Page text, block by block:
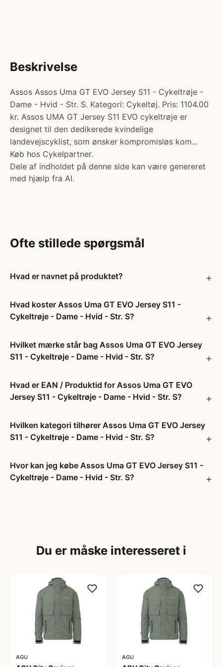
Beskrivelse
Assos Assos Uma GT EVO Jersey S11 - Cykeltrøje -
Dame - Hvid - Str. S. Kategori: Cykeltøj. Pris: 1104.00
kr. Assos UMA GT Jersey S11 EVO cykeltrøje er
designet til den dedikerede kvindelige
landevejscyklist, som ønsker kompromisløs kom...
Køb hos Cykelpartner.
Dele af indholdet på denne side kan være genereret
med hjælp fra AI.
Ofte stillede spørgsmål
Hvad er navnet på produktet?
Hvad koster Assos Uma GT EVO Jersey S11 -
Cykeltrøje - Dame - Hvid - Str. S?
Hvilket mærke står bag Assos Uma GT EVO Jersey
S11 - Cykeltrøje - Dame - Hvid - Str. S?
Hvad er EAN / Produktid for Assos Uma GT EVO
Jersey S11 - Cykeltrøje - Dame - Hvid - Str. S?
Hvilken kategori tilhører Assos Uma GT EVO Jersey
S11 - Cykeltrøje - Dame - Hvid - Str. S?
Hvor kan jeg købe Assos Uma GT EVO Jersey S11 -
Cykeltrøje - Dame - Hvid - Str. S?
Du er måske interesseret i
AGU AGU